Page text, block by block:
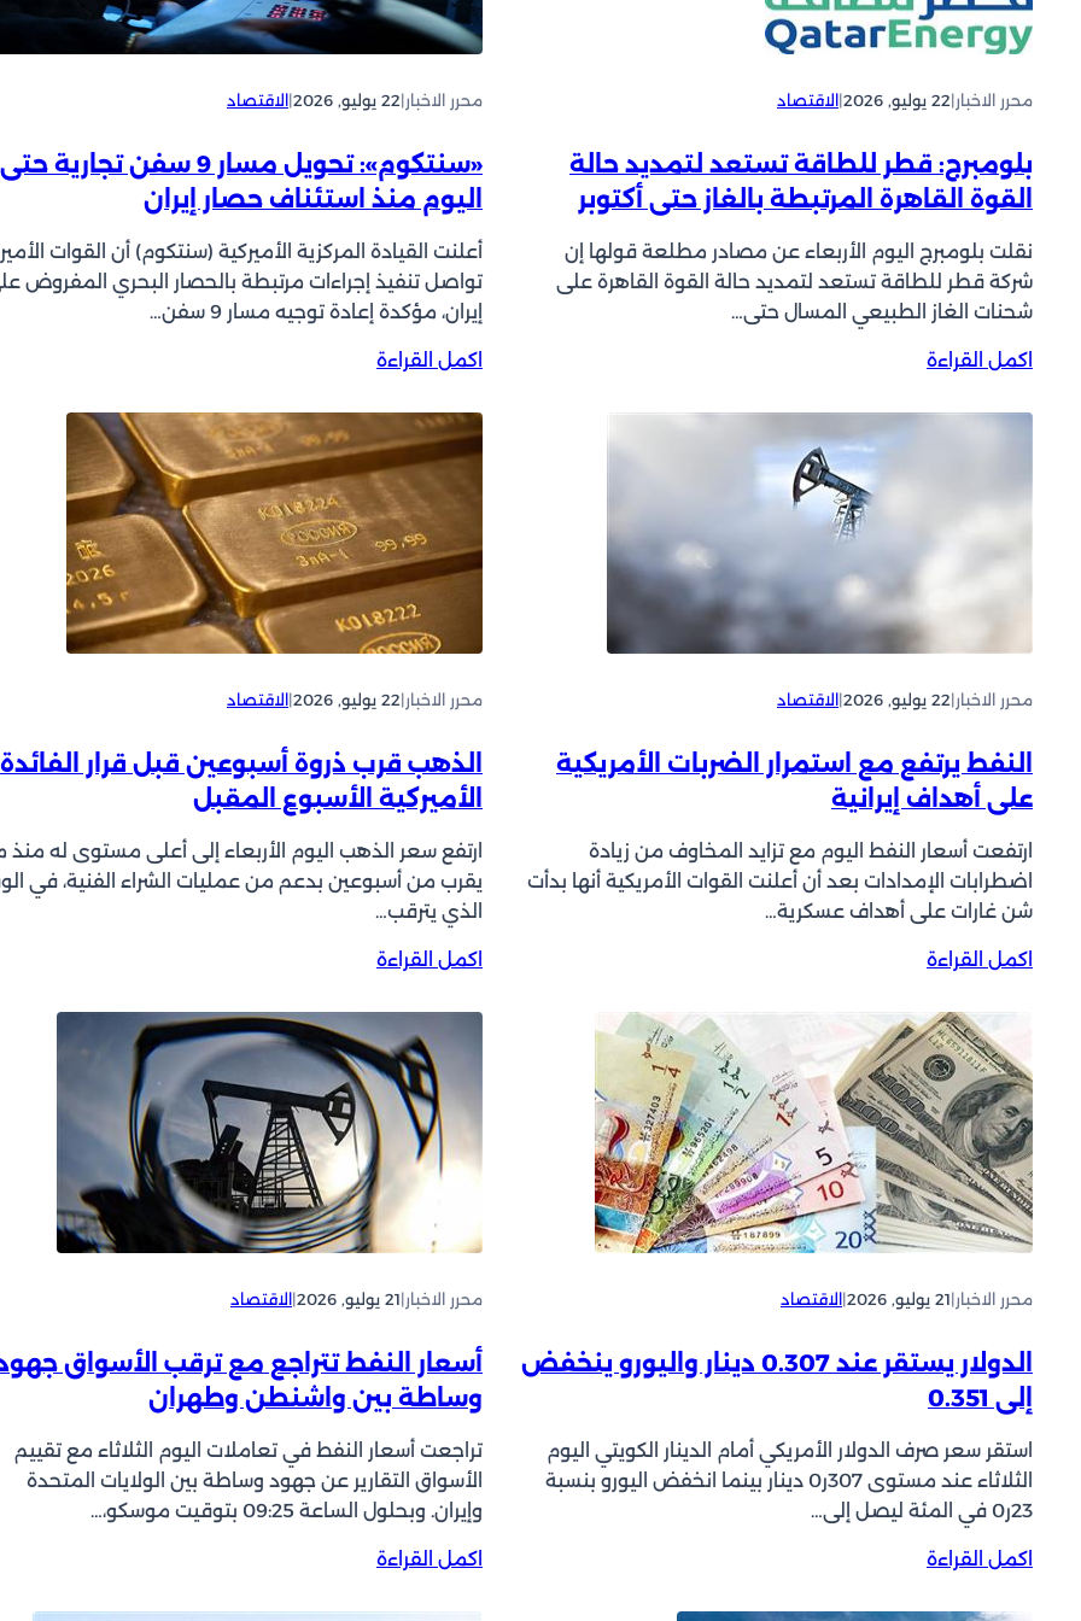
ر
ا
ف
ئ
د
ة
و
ن
ت
ي
و
د
3
5
ن
ا
ك
و
ت
ي
ي
ت
ع
د
ل
ب
ل
غ
4
.
7
د
ل
ا
ر
اً
ش
و
س
ت
د
ف
أ
ا
ر
ا
ل
ن
ف
ط
ل
ص
و
د
و
س
م
خ
ف
م
ن
ب
ل
و
غ
ه
ا
1
0
و
ل
رً
ا
ل
ب
محرر الاخبار|22 يوليو, 2026 |الاقتصاد
بلومبرج: قطر للطاقة تستعد لتمديد حالة
القوة القاهرة المرتبطة بالغاز حتى أكتوبر
نقلت بلومبرج اليوم الأربعاء عن مصادر مطلعة قولها إن
شركة ‌قطر للطاقة تستعد لتمديد حالة القوة القاهرة على
شحنات الغاز الطبيعي المسال حتى…
اكمل القراءة
:
ل
ط
ط
ا
ق
ت
س
ت
د
ت
م
د
ي
د
ح
ا
ل
ة
ل
و
ق
ه
ا
محرر الاخبار|22 يوليو, 2026 |الاقتصاد
«سنتكوم»: تحويل مسار 9 سفن تجارية حتى
اليوم منذ استئناف حصار إيران
أعلنت القيادة المركزية الأميركية (سنتكوم) أن القوات
تواصل تنفيذ إجراءات مرتبطة بالحصار البحري المفروض
إيران، مؤكدة إعادة توجيه مسار 9 سفن…
اكمل القراءة
:
س
ن
ت
و
م
:
ت
م
س
ر
9
س
ن
ج
ا
ر
ي
ة
ح
ت
ى
ا
ي
م
ن
ذ
ا
س
ت
ا
محرر الاخبار|22 يوليو, 2026 |الاقتصاد
النفط يرتفع مع استمرار الضربات الأمريكية
على أهداف إيرانية
ارتفعت أسعار النفط اليوم مع تزايد المخاوف من زيادة
اضطرابات الإمدادات بعد أن أعلنت القوات الأمريكية أنها ​بدأت
شن غارات على أهداف عسكرية…
اكمل القراءة
:
ن
ف
ط
ي
ر
ت
ف
ع
ت
ا
ر
ا
ض
محرر الاخبار|22 يوليو, 2026 |الاقتصاد
الذهب قرب ذروة أسبوعين قبل قرار الفائدة
الأميركية الأسبوع المقبل
ارتفع سعر الذهب اليوم الأربعاء إلى أعلى مستوى له ⁠منذ
يقرب من أسبوعين بدعم من عمليات الشراء الفنية، في
الذي يترقب…
اكمل القراءة
:
ل
ذ
ه
ب
ق
ر
ب
ذ
س
ب
و
ي
ن
ق
ل
محرر الاخبار|21 يوليو, 2026 |الاقتصاد
الدولار يستقر عند 0.307 دينار واليورو ينخفض
إلى 0.351
استقر سعر صرف الدولار الأمريكي أمام الدينار الكويتي اليوم
الثلاثاء عند مستوى 307ر0 دينار بينما انخفض اليورو بنسبة
23ر0 في المئة ليصل إلى…
اكمل القراءة
:
ل
محرر الاخبار|21 يوليو, 2026 |الاقتصاد
أسعار النفط تتراجع مع ترقب الأسواق
وساطة بين واشنطن وطهران
تراجعت أسعار النفط في تعاملات اليوم الثلاثاء مع تقييم
الأسواق التقارير عن جهود وساطة بين الولايات المتحدة
وإيران. وبحلول الساعة 09:25 بتوقيت موسكو،…
اكمل القراءة
:
س